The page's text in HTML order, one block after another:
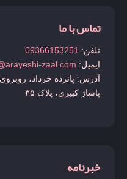
تماس با ما
تلفن: 09366153251
ایمیل: zaal.com
آدرس: پانزده خرداد،
پاساژ کبیری، پلاک ۳۵
خبرنامه